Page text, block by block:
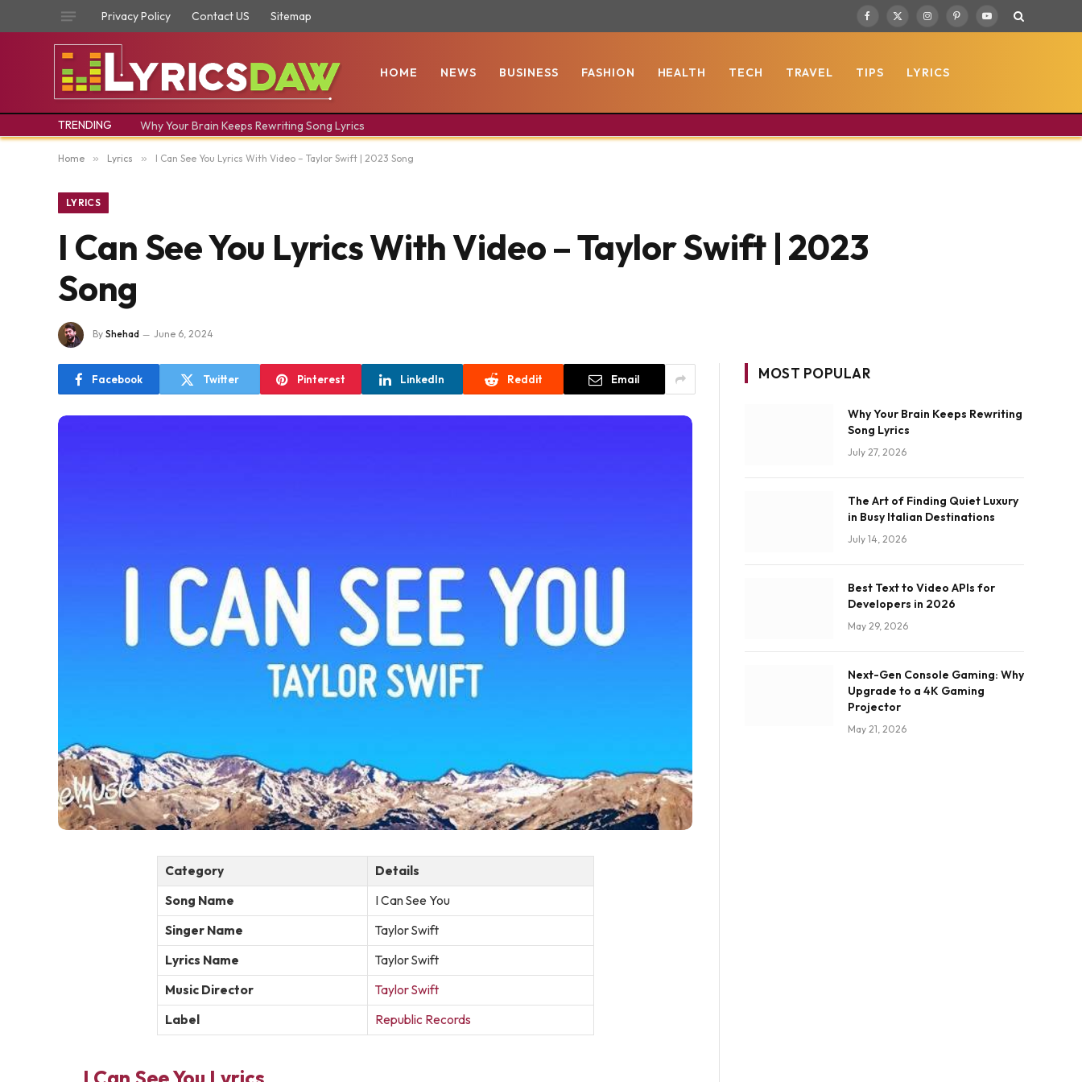
Privacy Policy Contact US Sitemap Facebook
X
InstagramPinterestYouTube
HOME NEWS BUSINESS FASHION HEALTH TECH TRAVEL TIPS LYRICS
TRENDING Why Your Brain Keeps Rewriting Song Lyrics
Home » Lyrics » I Can See You Lyrics With Video – Taylor Swift | 2023 Song
LYRICS
I Can See You Lyrics With Video – Taylor Swift | 2023
Song
By Shehad June 6, 2024
Facebook Twitter Pinterest LinkedIn Reddit Email
Category
Details
Song Name
I Can See You
Singer Name
Taylor Swift
Lyrics Name
Taylor Swift
Music Director
Taylor Swift
Label
Republic Records
MOST POPULAR
Why Your Brain Keeps Rewriting
Song Lyrics
July 27, 2026
The Art of Finding Quiet Luxury
in Busy Italian Destinations
July 14, 2026
Best Text to Video APIs for
Developers in 2026
May 29, 2026
Next-Gen Console Gaming: Why
Upgrade to a 4K Gaming
Projector
May 21, 2026